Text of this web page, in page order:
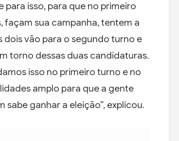
para isso, para que no primeiro
façam sua campanha, tentem a
vão para o segundo turno e
torno dessas duas candidaturas.
isso no primeiro turno e no
amplo para que a gente
ganhar a eleição”, explicou.